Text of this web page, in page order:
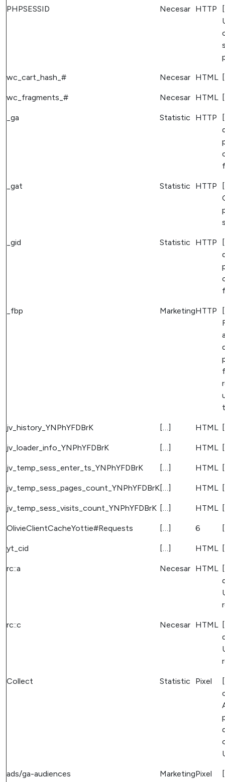
PHPSESSID Necesar HTTP
wc_cart_hash_# Necesar HTML
wc_fragments_# Necesar HTML
_ga Statistic HTTP
_gat Statistic HTTP
_gid Statistic HTTP
_fbp MarketingHTTP
jv_history_YNPhYFDBrK […] HTML
jv_loader_info_YNPhYFDBrK […] HTML
jv_temp_sess_enter_ts_YNPhYFDBrK […] HTML
jv_temp_sess_pages_count_YNPhYFDBrK[…] HTML
jv_temp_sess_visits_count_YNPhYFDBrK […] HTML
OlivieClientCacheYottie#Requests […] 6
yt_cid […] HTML
rc::a Necesar HTML
rc::c Necesar HTML
Collect Statistic Pixel
ads/ga-audiences MarketingPixel